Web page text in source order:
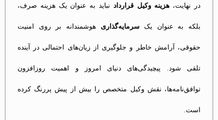
در نهایت، هزینه وکیل قرارداد نباید به عنوان یک هزینه صرف،
بلکه به عنوان یکسرمایه‌گذاری هوشمندانه بر روی امنیت
حقوقی، آرامش خاطر و جلوگیری از زیان‌های احتمالی در آینده
تلقی شود. پیچیدگی‌های دنیای امروز و اهمیت روزافزون
توافق‌نامه‌ها، نقش وکیل متخصص را بیش از پیش پررنگ کرده
است.